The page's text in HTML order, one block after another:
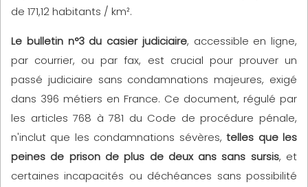
de 171,12 habitants / km².
Le bulletin n°3 du casier judiciaire, accessible en ligne,
par courrier, ou par fax, est crucial pour prouver un
passé judiciaire sans condamnations majeures, exigé
dans 396 métiers en France. Ce document, régulé par
les articles 768 à 781 du Code de procédure pénale,
n'inclut que les condamnations sévères,telles que les
peines de prison de plus de deux ans sans sursis, et
certaines incapacités ou déchéances sans possibilité